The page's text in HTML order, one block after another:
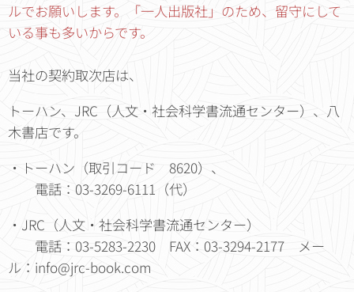
ルでお願いします。「一人出版社」のため、留守にして
いる事も多いからです。
当社の契約取次店は、
トーハン、JRC（人文・社会科学書流通センター）、八
木書店です。
・トーハン（取引コード 8620）、
電話：03-3269-6111（代）
・JRC（人文・社会科学書流通センター）
電話：03-5283-2230 FAX：03-3294-2177 メー
ル：info@jrc-book.com